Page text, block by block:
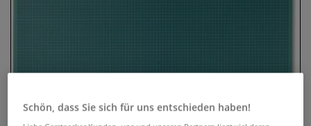
Schön, dass Sie sich für uns entschieden haben!